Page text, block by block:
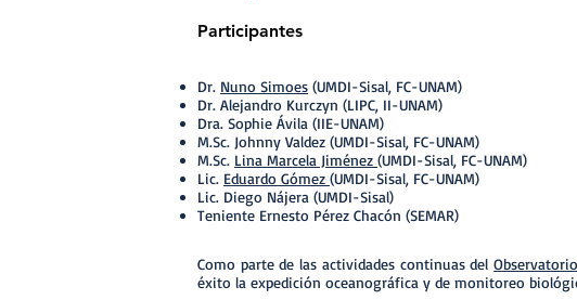
Participantes
Dr. Nuno Simoes (UMDI-Sisal, FC-UNAM)
Dr. Alejandro Kurczyn (LIPC, II-UNAM)
Dra. Sophie Ávila (IIE-UNAM)
M.Sc. Johnny Valdez (UMDI-Sisal, FC-UNAM)
M.Sc. Lina Marcela Jiménez (UMDI-Sisal, FC-UNAM)
Lic. Eduardo Gómez (UMDI-Sisal, FC-UNAM)
Lic. Diego Nájera (UMDI-Sisal)
Teniente Ernesto Pérez Chacón (SEMAR)
Como parte de las actividades continuas del
éxito la expedición oceanográfica y de monitoreo